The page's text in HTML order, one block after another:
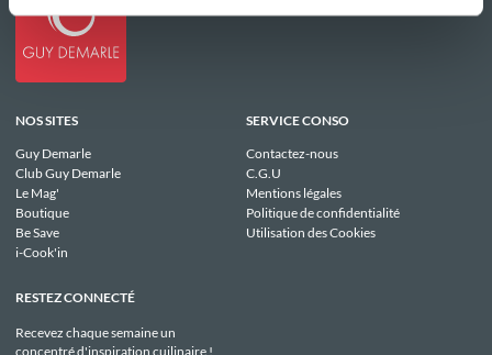
NOS SITES
Guy Demarle
Club Guy Demarle
Le Mag'
Boutique
Be Save
i-Cook'in
SERVICE CONSO
Contactez-nous
C.G.U
Mentions légales
Politique de confidentialité
Utilisation des Cookies
RESTEZ CONNECTÉ
Recevez chaque semaine un
concentré d'inspiration cuilinaire !